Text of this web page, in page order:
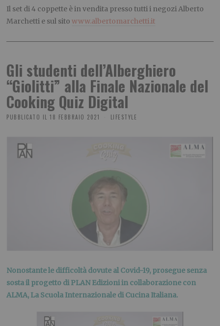
Il set di 4 coppette è in vendita presso tutti i negozi Alberto
Marchetti e sul sitowww.albertomarchetti.it
Gli studenti dell’Alberghiero
“Giolitti” alla Finale Nazionale del
Cooking Quiz Digital
PUBBLICATO IL 18 FEBBRAIO 2021 LIFESTYLE
Nonostante le difficoltà dovute al Covid-19, prosegue senza
sosta il progetto di PLAN Edizioni in collaborazione con
ALMA, La Scuola Internazionale di Cucina Italiana.